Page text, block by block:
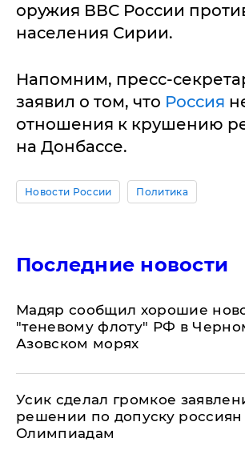
оружия ВВС России
населения Сирии.
Напомним, пресс-
заявил о том, что Россия
отношения к крушению
на Донбассе.
Новости России Политика
Последние новости
Мадяр сообщил хорошие
"теневому флоту" РФ в
Азовском морях
Усик сделал громкое
решении по допуску россиян
Олимпиадам